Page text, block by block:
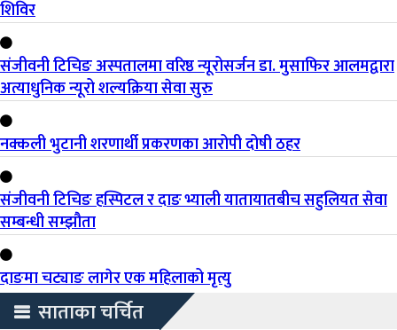
शिविर
संजीवनी टिचिङ अस्पतालमा वरिष्ठ न्यूरोसर्जन डा. मुसाफिर आलमद्वारा
अत्याधुनिक न्यूरो शल्यक्रिया सेवा सुरु
नक्कली भुटानी शरणार्थी प्रकरणका आरोपी दोषी ठहर
संजीवनी टिचिङ हस्पिटल र दाङ भ्याली यातायातबीच सहुलियत सेवा
सम्बन्धी सम्झौता
दाङमा चट्याङ लागेर एक महिलाको मृत्यु
साताका चर्चित